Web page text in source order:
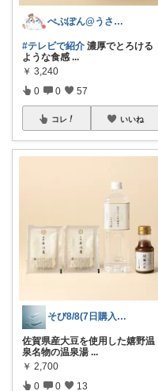
ぺぷぽん@うさぎ♡コメ返休止中
#テレビで紹介 濃厚でとろける
ような食感 ...
￥ 3,240
0 0 57
コレ いいね
そび8/8(7日購入感謝です末広がり㊗
佐賀県産大豆を使用した嬉野温
泉名物の温泉湯 ...
￥ 2,700
0 0 13